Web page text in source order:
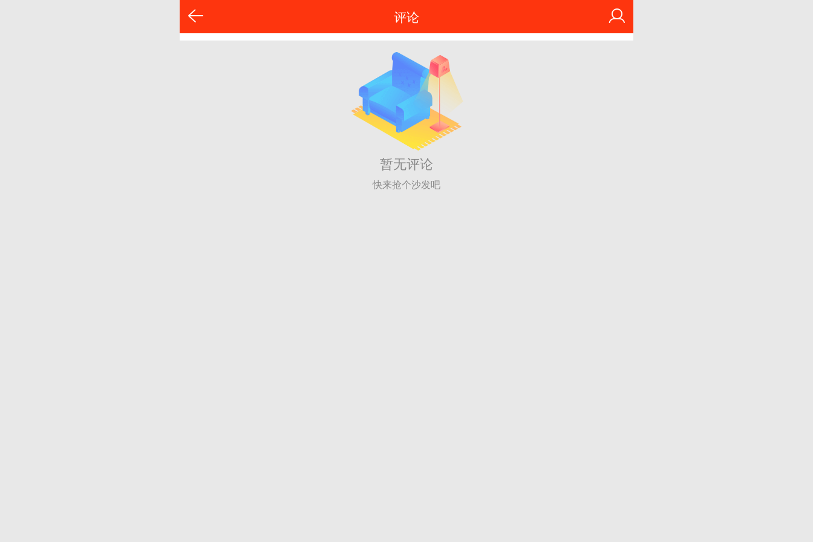
评论
暂无评论
快来抢个沙发吧